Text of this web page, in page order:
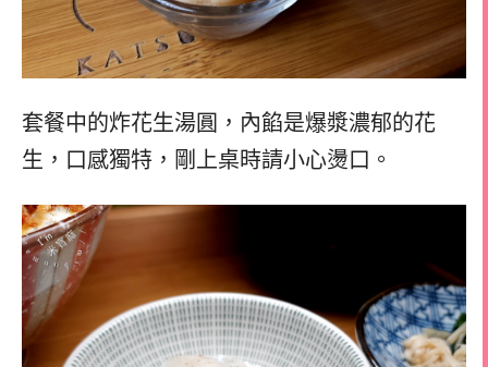
套餐中的炸花生湯圓，內餡是爆漿濃郁的花
生，口感獨特，剛上桌時請小心燙口。